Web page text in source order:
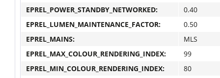
EPREL_POWER_STANDBY_NETWORKED:
0.40
EPREL_LUMEN_MAINTENANCE_FACTOR:
0.50
EPREL_MAINS:
MLS
EPREL_MAX_COLOUR_RENDERING_INDEX:
99
EPREL_MIN_COLOUR_RENDERING_INDEX:
80